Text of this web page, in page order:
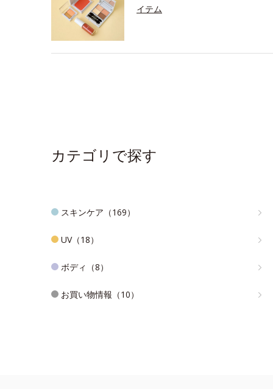
イテム
カテゴリで探す
スキンケア（169）
UV（18）
ボディ（8）
お買い物情報（10）